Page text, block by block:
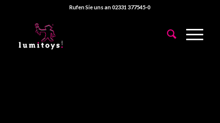
Rufen Sie uns an 02331 377545-0